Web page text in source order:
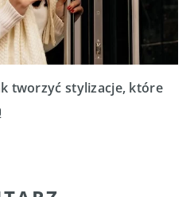
tworzyć stylizacje, które